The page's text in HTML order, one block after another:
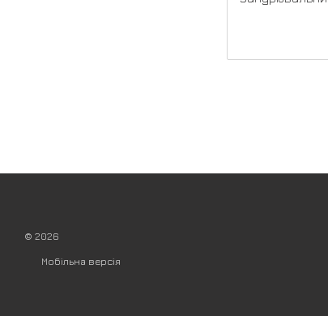
© 2026
Мобільна версія